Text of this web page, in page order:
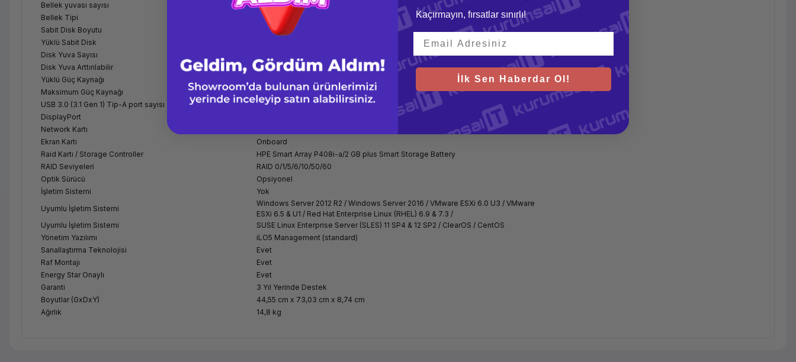
Bellek yuvası sayısı
24 DIMM Slots
Bellek Tipi
HPE DDR4 SmartMemory
Sabit Disk Boyutu
2,5" SFF
Yüklü Sabit Disk
Disk Yuva Sayısı
Disk Yuva Arttırılabilir
Evet
Yüklü Güç Kaynağı
Maksimum Güç Kaynağı
2 Adet
USB 3.0 (3.1 Gen 1) Tip-A port sayısı
3 Adet
DisplayPort
Network Kartı
Ekran Kartı
Onboard
Raid Kartı / Storage Controller
HPE Smart Array P408i-a/2 GB plus Smart Storage Battery
RAID Seviyeleri
RAID 0/1/5/6/10/50/60
Optik Sürücü
Opsiyonel
İşletim Sistemi
Yok
Uyumlu İşletim Sistemi
Windows Server 2012 R2 / Windows Server 2016 / VMware ESXi 6.0 U3 / VMware
ESXi 6.5 & U1 / Red Hat Enterprise Linux (RHEL) 6.9 & 7.3 /
Uyumlu İşletim Sistemi
SUSE Linux Enterprise Server (SLES) 11 SP4 & 12 SP2 / ClearOS / CentOS
Yönetim Yazılımı
iLO5 Management (standard)
Sanallaştırma Teknolojisi
Evet
Raf Montajı
Evet
Energy Star Onaylı
Evet
Garanti
3 Yıl Yerinde Destek
Boyutlar (GxDxY)
44,55 cm x 73,03 cm x 8,74 cm
Ağırlık
14,8 kg
Kaçırmayın, fırsatlar sınırlı!
İlk Sen Haberdar Ol!